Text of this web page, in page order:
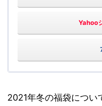
Yahoo
2021年冬の福袋につい